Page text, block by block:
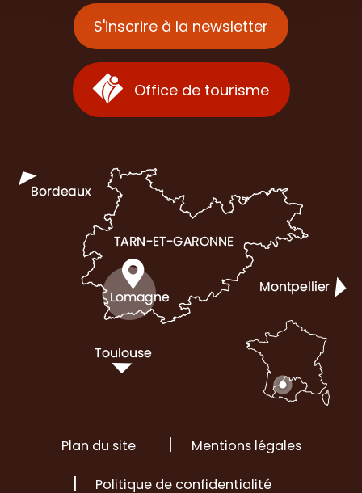
S'inscrire à la newsletter
Office de tourisme
Plan du site Mentions légales
Politique de confidentialité